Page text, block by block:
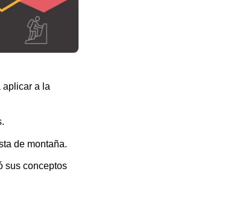
aplicar a la
de montaña.
sus conceptos